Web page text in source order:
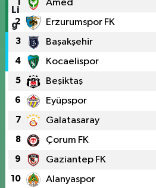
1 Amed
2 Erzurumspor FK
3 Başakşehir
4 Kocaelispor
5 Beşiktaş
6 Eyüpspor
7 Galatasaray
8 Çorum FK
9 Gaziantep FK
10 Alanyaspor